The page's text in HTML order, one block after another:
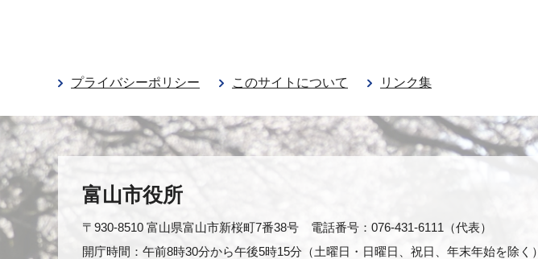
プライバシーポリシー このサイトについて リンク集
富山市役所
〒930-8510 富山県富山市新桜町7番38号 電話番号：076-431-6111（代表）
開庁時間：午前8時30分から午後5時15分（土曜日・日曜日、祝日、年末年始を除く）